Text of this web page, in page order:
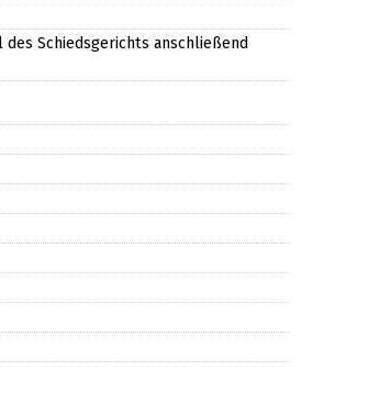
Schiedsgerichts anschließend